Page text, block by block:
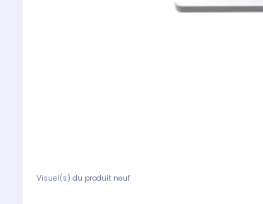
Visuel(s) du produit neuf